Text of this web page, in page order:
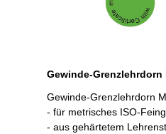
Gewinde-Grenzlehrdorn
- für metrisches ISO-
- aus gehärtetem